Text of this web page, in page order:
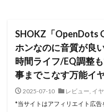
SHOKZ「OpenDots
ホンなのに音質が良
時間ライフ/EQ調整
事までこなす万能イ
2025-07-10 レビュー, イ
*当サイトはアフィリエイト広告